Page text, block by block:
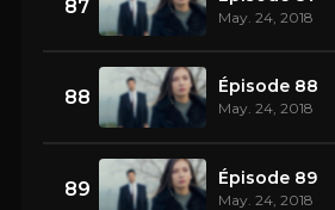
87 May. 24, 2018
88 Épisode 88
May. 24, 2018
89 Épisode 89
May. 24, 2018